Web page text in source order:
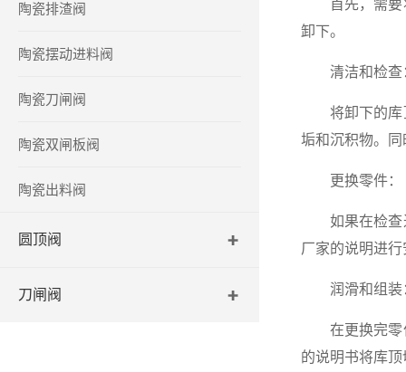
陶瓷排渣阀
陶瓷摆动进料阀
陶瓷刀闸阀
陶瓷双闸板阀
陶瓷出料阀
圆顶阀
刀闸阀
首先，需要将
卸下。
清洁和检查
将卸下的库顶
垢和沉积物。
更换零件：
如果在检查过
厂家的说明进行
润滑和组装
在更换完零件
的说明书将库